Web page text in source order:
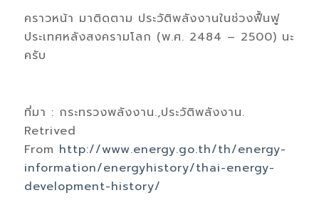
คราวหน้า มาติดตาม ประวัติพลังงานในช่วงฟื้นฟู
ประเทศหลังสงครามโลก (พ.ศ. 2484 – 2500) นะ
ครับ
ที่มา : กระทรวงพลังงาน.,ประวัติพลังงาน.
Retrived
From http://www.energy.go.th/th/energy-
information/energyhistory/thai-energy-
development-history/